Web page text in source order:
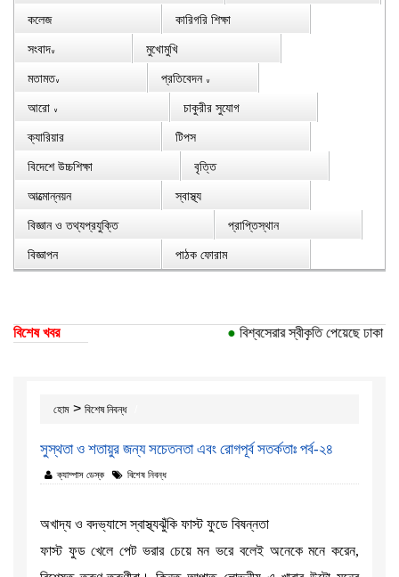
কলেজ
কারিগরি শিক্ষা
সংবাদ∨
মুখোমুখি
মতামত∨ প্রতিবেদন ∨
আরো ∨
চাকুরীর সুযোগ
ক্যারিয়ার
টিপস
বিদেশে উচ্চশিক্ষা
বৃত্তি
আত্মোন্নয়ন
স্বাস্থ্য
বিজ্ঞান ও তথ্যপ্রযুক্তি
প্রাপ্তিস্থান
বিজ্ঞাপন
পাঠক ফোরাম
বিশেষ খবর বিশ্বসেরার স্বীকৃতি পেয়েছে ঢাকা
হোম > বিশেষ নিবন্ধ
সুস্থতা ও শতায়ুর জন্য সচেতনতা এবং রোগপূর্ব সতর্কতাঃ পর্ব-২৪
ক্যাম্পাস ডেস্ক বিশেষ নিবন্ধ
অখাদ্য ও বদভ্যাসে স্বাস্থ্যঝুঁকি ফাস্ট ফুডে বিষন্নতা
ফাস্ট ফুড খেলে পেট ভরার চেয়ে মন ভরে বলেই অনেকে মনে করেন,